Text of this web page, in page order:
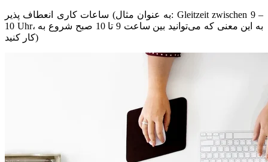
ساعات کاری انعطاف پذیر (به عنوان مثال: Gleitzeit zwischen 9 –
10 Uhr، به این معنی که می‌توانید بین ساعت 9 تا 10 صبح شروع به
کار کنید)